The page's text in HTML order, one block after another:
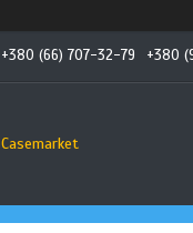
+380 (66) 707-32-79 +380
Casemarket